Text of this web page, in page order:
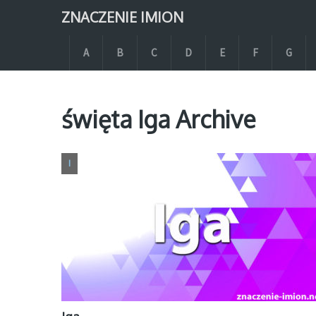
ZNACZENIE IMION
A B C D E F G
święta Iga Archive
I